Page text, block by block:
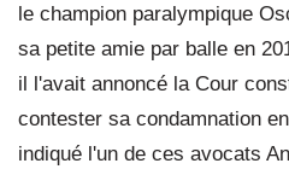
le champion paralympique
sa petite amie par balle en
il l'avait annoncé la Cour
contester sa condamnation
indiqué l'un de ces avocats